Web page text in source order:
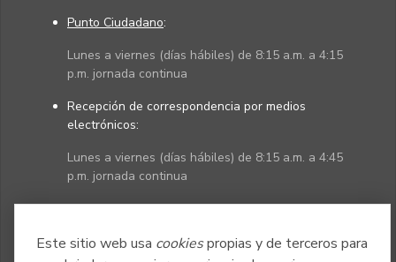
Este sitio web usa cookiespropias y de terceros para
Punto Ciudadano:
Lunes a viernes (días hábiles) de 8:15 a.m. a 4:15
p.m. jornada continua
Recepción de correspondencia por medios
electrónicos:
Lunes a viernes (días hábiles) de 8:15 a.m. a 4:45
p.m. jornada continua